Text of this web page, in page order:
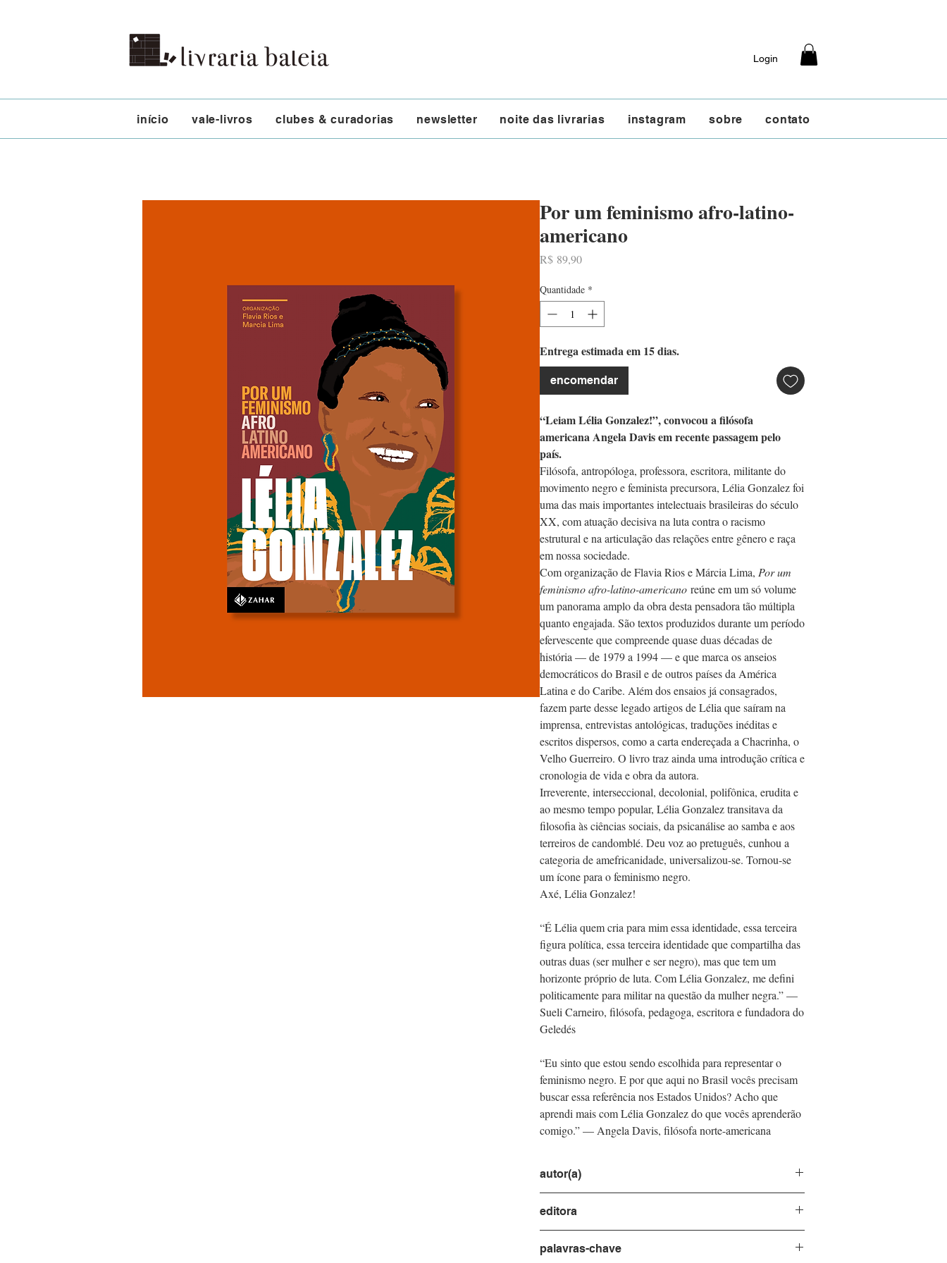
Login
início vale-livros clubes & curadorias newsletter noite das livrarias instagram sobre contato
Por um feminismo afro-latino-
americano
R$ 89,90Preço
Quantidade *
Entrega estimada em 15 dias.
encomendar
“Leiam Lélia Gonzalez!”, convocou a filósofa
americana Angela Davis em recente passagem pelo
país.
Filósofa, antropóloga, professora, escritora, militante do
movimento negro e feminista precursora, Lélia Gonzalez foi
uma das mais importantes intelectuais brasileiras do século
XX, com atuação decisiva na luta contra o racismo
estrutural e na articulação das relações entre gênero e raça
em nossa sociedade.
Com organização de Flavia Rios e Márcia Lima, Por um
feminismo afro-latino-americano reúne em um só volume
um panorama amplo da obra desta pensadora tão múltipla
quanto engajada. São textos produzidos durante um período
efervescente que compreende quase duas décadas de
história — de 1979 a 1994 — e que marca os anseios
democráticos do Brasil e de outros países da América
Latina e do Caribe. Além dos ensaios já consagrados,
fazem parte desse legado artigos de Lélia que saíram na
imprensa, entrevistas antológicas, traduções inéditas e
escritos dispersos, como a carta endereçada a Chacrinha, o
Velho Guerreiro. O livro traz ainda uma introdução crítica e
cronologia de vida e obra da autora.
Irreverente, interseccional, decolonial, polifônica, erudita e
ao mesmo tempo popular, Lélia Gonzalez transitava da
filosofia às ciências sociais, da psicanálise ao samba e aos
terreiros de candomblé. Deu voz ao pretuguês, cunhou a
categoria de amefricanidade, universalizou-se. Tornou-se
um ícone para o feminismo negro.
Axé, Lélia Gonzalez!
“É Lélia quem cria para mim essa identidade, essa terceira
figura política, essa terceira identidade que compartilha das
outras duas (ser mulher e ser negro), mas que tem um
horizonte próprio de luta. Com Lélia Gonzalez, me defini
politicamente para militar na questão da mulher negra.” —
Sueli Carneiro, filósofa, pedagoga, escritora e fundadora do
Geledés
“Eu sinto que estou sendo escolhida para representar o
feminismo negro. E por que aqui no Brasil vocês precisam
buscar essa referência nos Estados Unidos? Acho que
aprendi mais com Lélia Gonzalez do que vocês aprenderão
comigo.” — Angela Davis, filósofa norte-americana
autor(a)
editora
palavras-chave